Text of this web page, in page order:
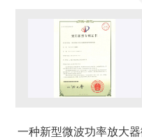
一种新型微波功率放大器